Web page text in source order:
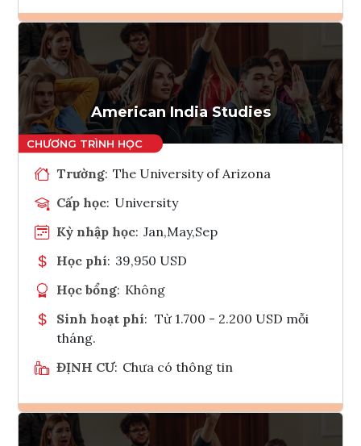
Ghi danh
Tham vấn Interlink
American India Studies
Trường: The University of Arizona
Cấp học: University
Kỳ nhập học: Jan,May,Sep
Học phí: 39,950 USD
Học bổng: Không
Sinh hoạt phí: Từ 1.700 - 2.200 USD mỗi
tháng.
ĐỊNH CƯ: Chưa có thông tin
Ghi danh